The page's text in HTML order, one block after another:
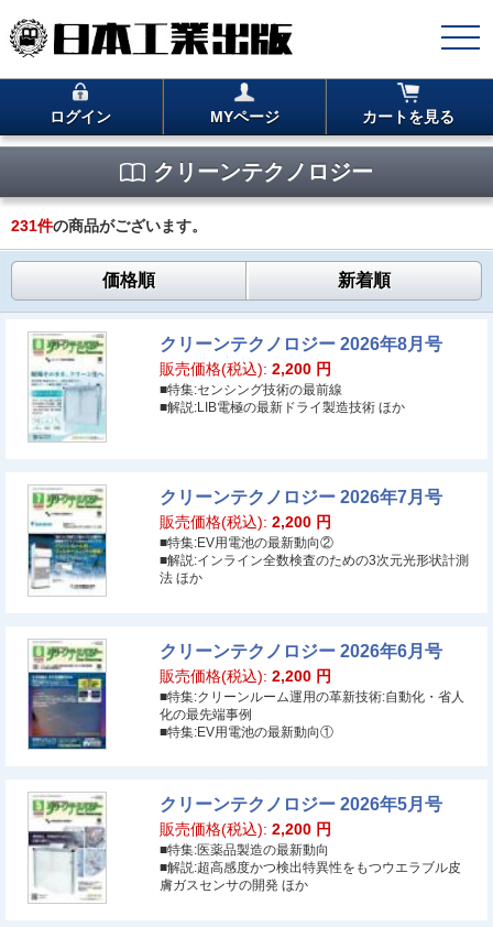
ログイン MYページ カートを見る
クリーンテクノロジー
231件の商品がございます。
価格順 新着順
クリーンテクノロジー 2026年8月号
販売価格(税込): 2,200 円
■特集:センシング技術の最前線
■解説:LIB電極の最新ドライ製造技術 ほか
クリーンテクノロジー 2026年7月号
販売価格(税込): 2,200 円
■特集:EV用電池の最新動向②
■解説:インライン全数検査のための3次元光形状計測
法 ほか
クリーンテクノロジー 2026年6月号
販売価格(税込): 2,200 円
■特集:クリーンルーム運用の革新技術:自動化・省人
化の最先端事例
■特集:EV用電池の最新動向①
クリーンテクノロジー 2026年5月号
販売価格(税込): 2,200 円
■特集:医薬品製造の最新動向
■解説:超高感度かつ検出特異性をもつウエラブル皮
膚ガスセンサの開発 ほか